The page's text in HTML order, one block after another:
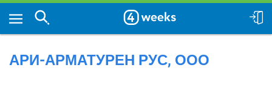
АРИ-АРМАТУРЕН РУС, ООО